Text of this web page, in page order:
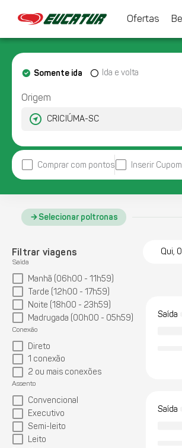
Ofertas
Origem
Somente ida Ida e volta
Comprar com pontos Inserir Cupom
Selecionar poltronas
Filtrar viagens
Saída
Manhã (06h00 - 11h59)
Tarde (12h00 - 17h59)
Noite (18h00 - 23h59)
Madrugada (00h00 - 05h59)
Conexão
Direto
1 conexão
2 ou mais conexões
Assento
Convencional
Executivo
Semi-leito
Leito
Qui,
Saída
Saída